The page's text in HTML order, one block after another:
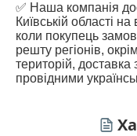
✅ Наша компанія
Київській області
коли покупець
решту регіонів,
територій, доставка
провідними